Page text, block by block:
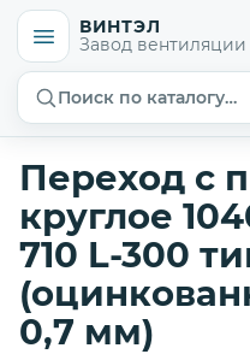
ВИНТЭЛ
Завод вентиляции
Поиск по каталогу…
Переход с
круглое
710 L-300
0,7 мм)